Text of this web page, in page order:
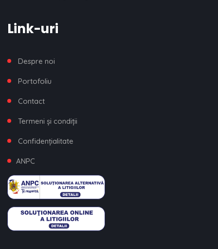
Link-uri
Despre noi
Portofoliu
Contact
Termeni și condiții
Confidențialitate
ANPC